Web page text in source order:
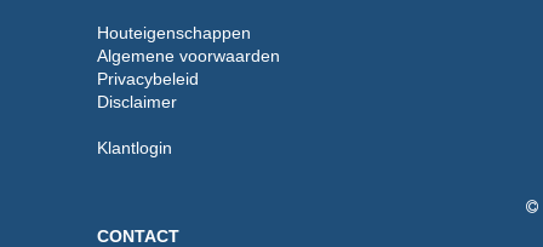
Houteigenschappen
Algemene voorwaarden
Privacybeleid
Disclaimer
Klantlogin
CONTACT